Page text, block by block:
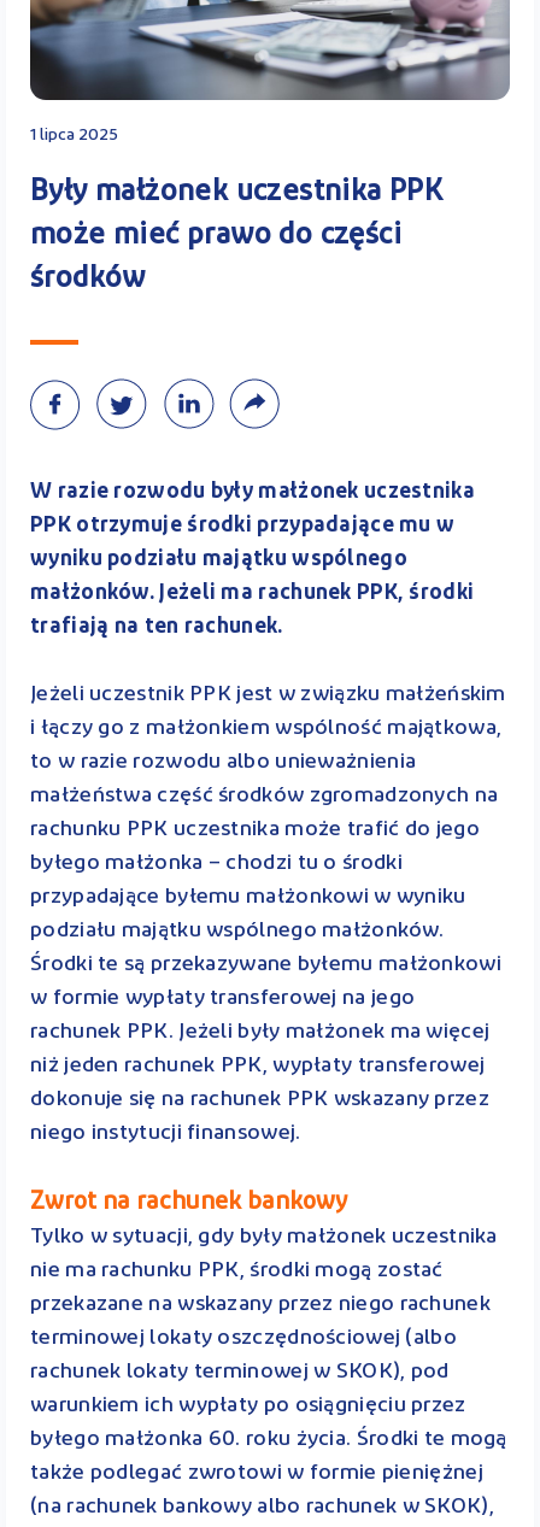
Kontakt
1 lipca 2025
Były małżonek uczestnika PPK
może mieć prawo do części
środków
W razie rozwodu były małżonek uczestnika
PPK otrzymuje środki przypadające mu w
wyniku podziału majątku wspólnego
małżonków. Jeżeli ma rachunek PPK, środki
trafiają na ten rachunek.
Jeżeli uczestnik PPK jest w związku małżeńskim
i łączy go z małżonkiem wspólność majątkowa,
to w razie rozwodu albo unieważnienia
małżeństwa część środków zgromadzonych na
rachunku PPK uczestnika może trafić do jego
byłego małżonka – chodzi tu o środki
przypadające byłemu małżonkowi w wyniku
podziału majątku wspólnego małżonków.
Środki te są przekazywane byłemu małżonkowi
w formie wypłaty transferowej na jego
rachunek PPK. Jeżeli były małżonek ma więcej
niż jeden rachunek PPK, wypłaty transferowej
dokonuje się na rachunek PPK wskazany przez
niego instytucji finansowej.
Zwrot na rachunek bankowy
Tylko w sytuacji, gdy były małżonek uczestnika
nie ma rachunku PPK, środki mogą zostać
przekazane na wskazany przez niego rachunek
terminowej lokaty oszczędnościowej (albo
rachunek lokaty terminowej w SKOK), pod
warunkiem ich wypłaty po osiągnięciu przez
byłego małżonka 60. roku życia. Środki te mogą
także podlegać zwrotowi w formie pieniężnej
(na rachunek bankowy albo rachunek w SKOK),